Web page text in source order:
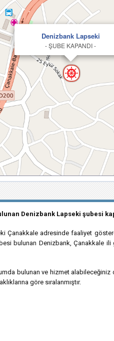
Denizbank Lapseki
- ŞUBE KAPANDI -
Denizbank Lapseki şubesi
Çanakkale adresinde faaliyet
bulunan Denizbank, Çanakkale
bulunan ve hizmet
göre sıralanmıştır.